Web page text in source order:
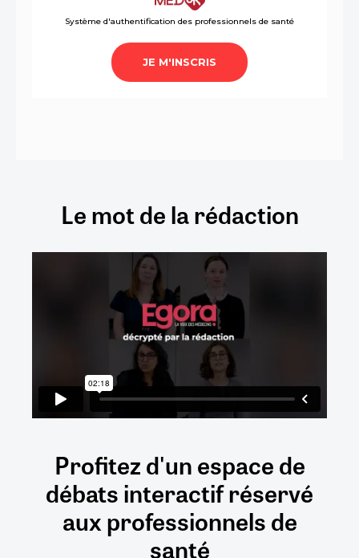
Le mot de la rédaction
Profitez d'un espace de
débatsinteractifréservé
auxprofessionnels de
santé